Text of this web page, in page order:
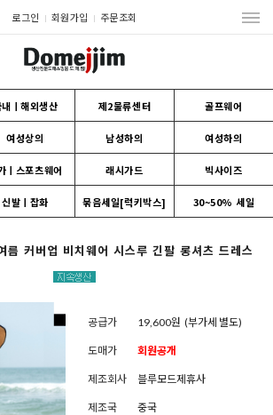
로그인 회원가입 주문조회
ㅣ해외생산 제2물류센터 골프웨어
여성상의 남성하의 여성하의
ㅣ스포츠웨어 래시가드 빅사이즈
신발ㅣ잡화 묶음세일[럭키박스] 30~50% 세일
커버업 비치웨어 시스루 긴팔 롱셔츠 드레스
공급가 19,600원 (부가세 별도)
도매가 회원공개
제조회사 블루모드제휴사
제조국 중국